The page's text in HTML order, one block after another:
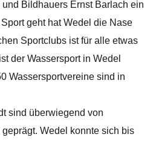
Bildhauers Ernst Barlach ein
geht hat Wedel die Nase
Sportclubs ist für alle etwas
der Wassersport in Wedel
Wassersportvereine sind in
sind überwiegend von
Wedel konnte sich bis